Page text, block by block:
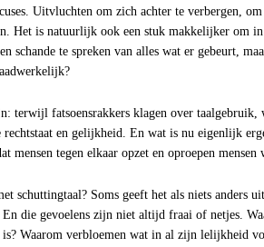
Uitvluchten om zich achter te verbergen,
Het is natuurlijk ook een stuk makkelijker om
schande te spreken van alles wat er gebeurt,
terwijl fatsoensrakkers klagen over taalgebruik,
rechtstaat en gelijkheid. En wat is nu eigenlijk
mensen tegen elkaar opzet en oproepen mensen
schuttingtaal? Soms geeft het als niets anders
En die gevoelens zijn niet altijd fraai of netjes.
Waarom verbloemen wat in al zijn lelijkheid